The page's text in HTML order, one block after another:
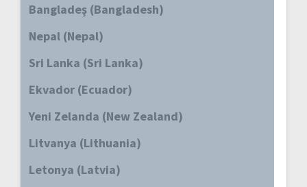
Bangladeş (Bangladesh)
Nepal (Nepal)
Sri Lanka (Sri Lanka)
Ekvador (Ecuador)
Yeni Zelanda (New Zealand)
Litvanya (Lithuania)
Letonya (Latvia)